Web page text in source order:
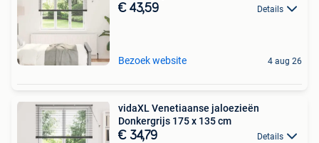
€ 43,59 Details
Bezoek website 4 aug 26
vidaXL Venetiaanse jaloezieën
Donkergrijs 175 x 135 cm
€ 34,79 Details